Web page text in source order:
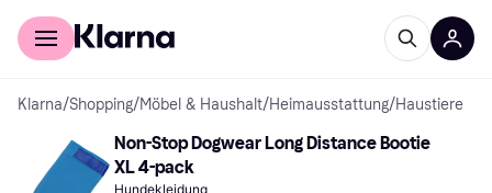
Für Shopper
Klarna/Shopping/Möbel & Haushalt/Heimausstattung/Haustiere
Non-Stop Dogwear Long Distance Bootie
XL 4-pack
Hundekleidung